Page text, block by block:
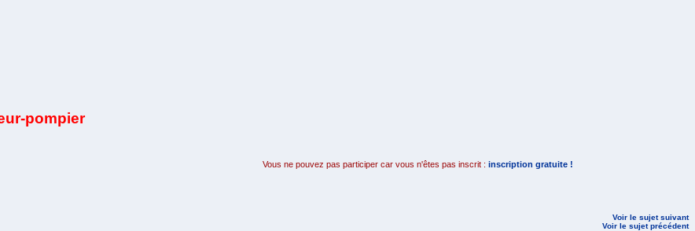
pompier
Vous ne pouvez pas participer car vous n'êtes pas inscrit : inscription gratuite !
Voir le sujet suivant
Voir le sujet précédent